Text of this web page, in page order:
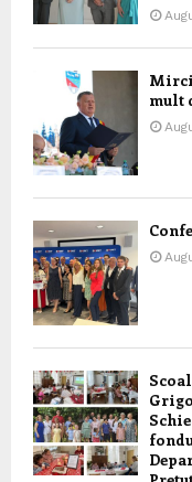
mult